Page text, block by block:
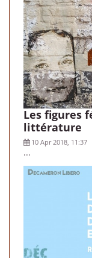
Les figures
littérature
10 Apr 2018, 11:37
...